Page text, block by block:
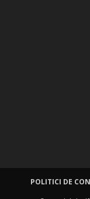
POLITICI DE